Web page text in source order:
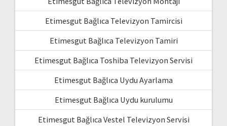
Etimesgut Bağlıca Televizyon Tamircisi
Etimesgut Bağlıca Televizyon Tamiri
Etimesgut Bağlıca Toshiba Televizyon Servisi
Etimesgut Bağlıca Uydu Ayarlama
Etimesgut Bağlıca Uydu kurulumu
Etimesgut Bağlıca Vestel Televizyon Servisi